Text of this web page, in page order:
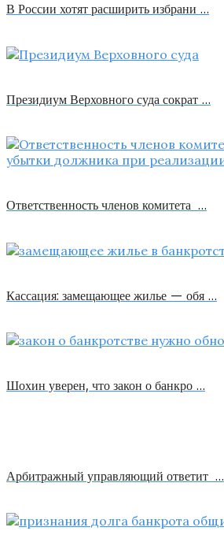
В России хотят расширить избрани …
Президиум Верховного суда сократ …
Ответственность членов комитета …
Кассация: замещающее жилье — обя …
Шохин уверен, что закон о банкро …
Арбитражный управляющий ответит …